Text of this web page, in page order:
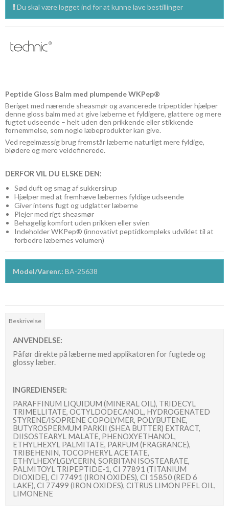
Du skal være logget ind for at kunne lave bestillinger
Peptide Gloss Balm med plumpende WKPep®
Beriget med nærende sheasmør og avancerede tripeptider hjælper
denne gloss balm med at give læberne et fyldigere, glattere og mere
fugtet udseende – helt uden den prikkende eller stikkende
fornemmelse, som nogle læbeprodukter kan give.
Ved regelmæssig brug fremstår læberne naturligt mere fyldige,
blødere og mere veldefinerede.
DERFOR VIL DU ELSKE DEN:
Sød duft og smag af sukkersirup
Hjælper med at fremhæve læbernes fyldige udseende
Giver intens fugt og udglatter læberne
Plejer med rigt sheasmør
Behagelig komfort uden prikken eller svien
Indeholder WKPep® (innovativt peptidkompleks udviklet til at
forbedre læbernes volumen)
Model/Varenr.: BA-25638
Beskrivelse
ANVENDELSE:
Påfør direkte på læberne med applikatoren for fugtede og
glossy læber.
INGREDIENSER:
PARAFFINUM LIQUIDUM (MINERAL OIL), TRIDECYL
TRIMELLITATE, OCTYLDODECANOL, HYDROGENATED
STYRENE/ISOPRENE COPOLYMER, POLYBUTENE,
BUTYROSPERMUM PARKII (SHEA BUTTER) EXTRACT,
DIISOSTEARYL MALATE, PHENOXYETHANOL,
ETHYLHEXYL PALMITATE, PARFUM (FRAGRANCE),
TRIBEHENIN, TOCOPHERYL ACETATE,
ETHYLHEXYLGLYCERIN, SORBITAN ISOSTEARATE,
PALMITOYL TRIPEPTIDE-1, CI 77891 (TITANIUM
DIOXIDE), CI 77491 (IRON OXIDES), CI 15850 (RED 6
LAKE), CI 77499 (IRON OXIDES), CITRUS LIMON PEEL OIL,
LIMONENE